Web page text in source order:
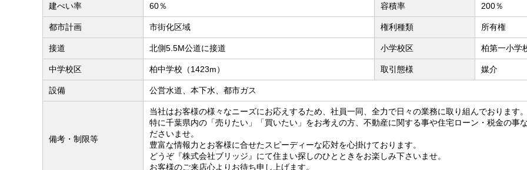
建ぺい率 60％ 容積率 200％
都市計画 市街化区域 権利種類 所有権
接道 北側5.5M公道に接道 小学校区 柏第一小学
中学校区 柏中学校（1423m） 取引態様 媒介
設備 公営水道、本下水、都市ガス
備考・制限等
当社はお客様の様々なニーズにお応えするため、社員一同、全力で日々の業務に取り組んでおります。
特に千葉県内の「売りたい」「買いたい」をお考えの方、不動産に関する事や住宅ローン・税金の事
ださいませ。
豊富な情報力とお客様に合せたスピーディーな応対を心掛けております。
どうぞ『株式会社ブリッジ』にて住まい探しのひとときをお楽しみ下さいませ。
お客様のご来店心よりお待ち申し上げます。